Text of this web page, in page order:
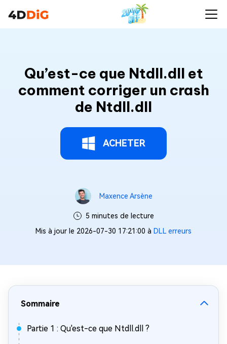
Qu’est-ce que Ntdll.dll et
comment corriger un crash
de Ntdll.dll
ACHETER
Maxence Arsène
5 minutes de lecture
Mis à jour le 2026-07-30 17:21:00 à DLL erreurs
Sommaire
Partie 1 : Qu'est-ce que Ntdll.dll ?